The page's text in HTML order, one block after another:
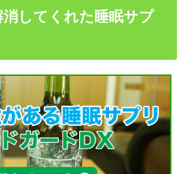
してくれた睡眠サプ